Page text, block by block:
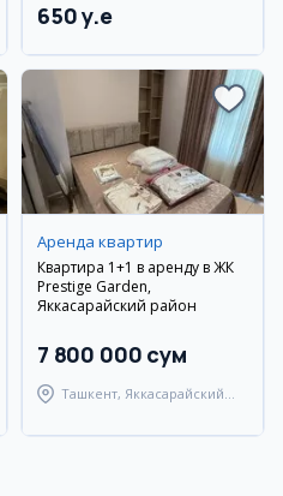
650 y.e
Аренда квартир
Квартира 1+1 в аренду в ЖК
Prestige Garden,
Яккасарайский район
7 800 000 сум
Ташкент, Яккасарайский